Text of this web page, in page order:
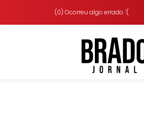
(0) Ocorreu algo errado :'(